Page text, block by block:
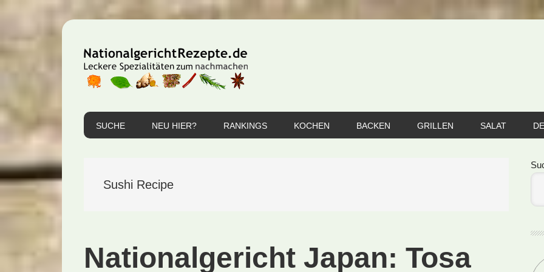
Hauptnavigation
SUCHE NEU HIER? RANKINGS KOCHEN BACKEN GRILLEN SALAT
Sushi Recipe
Nationalgericht Japan: Tosa